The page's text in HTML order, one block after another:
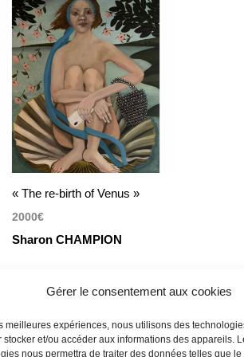
Gérer le consentement aux cookies
meilleures expériences, nous utilisons des
stocker et/ou accéder aux informations des appareils.
nous permettra de traiter des données telles que le
« The re-birth of Venus »
2000€
Sharon CHAMPION